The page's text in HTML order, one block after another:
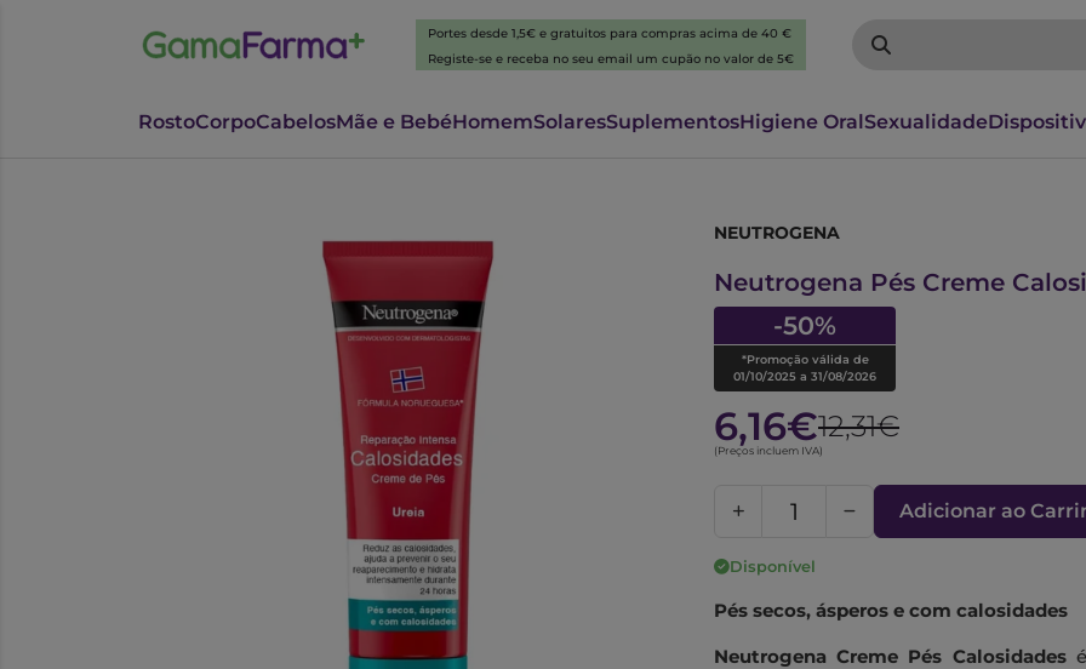
Portes desde 1,5€ e gratuitos para compras acima de 40 €
Registe-se e receba no seu email um cupão no valor de 5€
RostoCorpoCabelosMãe e BebéHomemSolaresSuplementosHigiene OralSexualidade
NEUTROGENA
Neutrogena Pés Creme
-50%
*Promoção válida de
01/10/2025 a 31/08/2026
6,16€12,31€
(Preços incluem IVA)
Adicionar ao
Disponível
Pés secos, ásperos e com calosidades
Neutrogena Creme Pés Calosidadesé